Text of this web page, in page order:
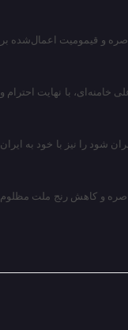
و قیمومیت اعمال‌شده بر
با نهایت احترام و
شود را نیز با خود به ایران
و کاهش رنج ملت مظلوم